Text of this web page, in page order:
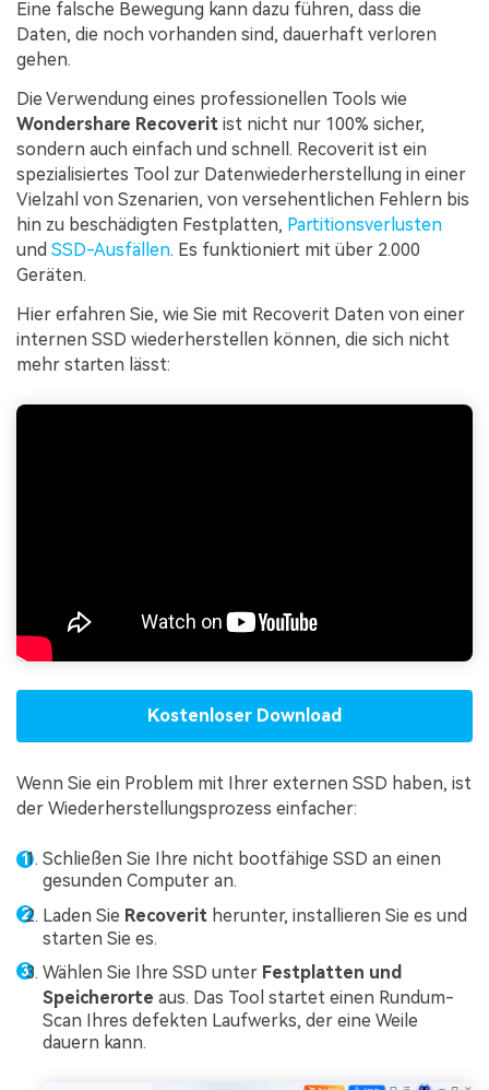
Eine falsche Bewegung kann dazu führen, dass die
Daten, die noch vorhanden sind, dauerhaft verloren
gehen.
Die Verwendung eines professionellen Tools wie
Wondershare Recoverit ist nicht nur 100% sicher,
sondern auch einfach und schnell. Recoverit ist ein
spezialisiertes Tool zur Datenwiederherstellung in einer
Vielzahl von Szenarien, von versehentlichen Fehlern bis
hin zu beschädigten Festplatten, Partitionsverlusten
und SSD-Ausfällen. Es funktioniert mit über 2.000
Geräten.
Hier erfahren Sie, wie Sie mit Recoverit Daten von einer
internen SSD wiederherstellen können, die sich nicht
mehr starten lässt:
Kostenloser Download
Wenn Sie ein Problem mit Ihrer externen SSD haben, ist
der Wiederherstellungsprozess einfacher:
Schließen Sie Ihre nicht bootfähige SSD an einen
gesunden Computer an.
Laden Sie Recoverit herunter, installieren Sie es und
starten Sie es.
Wählen Sie Ihre SSD unter Festplatten und
Speicherorte aus. Das Tool startet einen Rundum-
Scan Ihres defekten Laufwerks, der eine Weile
dauern kann.